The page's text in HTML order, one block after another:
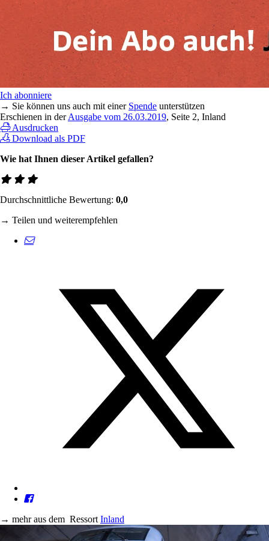
Ich abonniere
→ Sie können uns auch mit einer Spende unterstützen
Erschienen in derAusgabe vom 26.03.2019, Seite 2, Inland
Ausdrucken
Download als PDF
Wie hat Ihnen dieser Artikel gefallen?
Durchschnittliche Bewertung: 0,0
→ Teilen und weiterempfehlen
→ mehr aus dem Ressort Inland